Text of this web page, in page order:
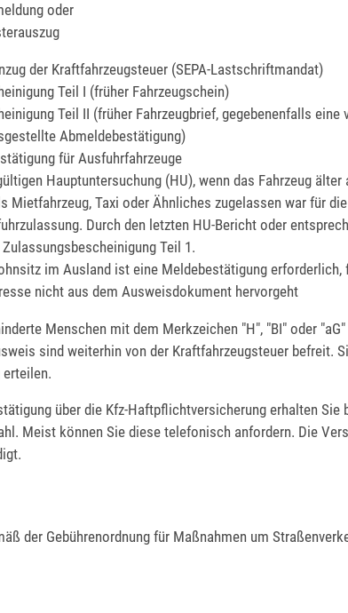
oder
der Kraftfahrzeugsteuer (SEPA-Lastschriftmandat)
Teil I (früher Fahrzeugschein)
Teil II (früher Fahrzeugbrief, gegebenenfalls eine
Abmeldebestätigung)
für Ausfuhrfahrzeuge
Hauptuntersuchung (HU), wenn das Fahrzeug älter
Mietfahrzeug, Taxi oder Ähnliches zugelassen war für
Durch den letzten HU-Bericht oder
Teil 1.
im Ausland ist eine Meldebestätigung erforderlich,
nicht aus dem Ausweisdokument hervorgeht
Menschen mit dem Merkzeichen "H", "BI" oder
sind weiterhin von der Kraftfahrzeugsteuer befreit.
erteilen.
über die Kfz-Haftpflichtversicherung erhalten Sie
Meist können Sie diese telefonisch anfordern. Die
der Gebührenordnung für Maßnahmen um